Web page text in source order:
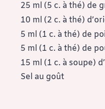
25 ml (5 c. à thé) de
10 ml (2 c. à thé)
5 ml (1 c. à thé) de
5 ml (1 c. à thé) de
15 ml (1 c. à soupe)
Sel au goût